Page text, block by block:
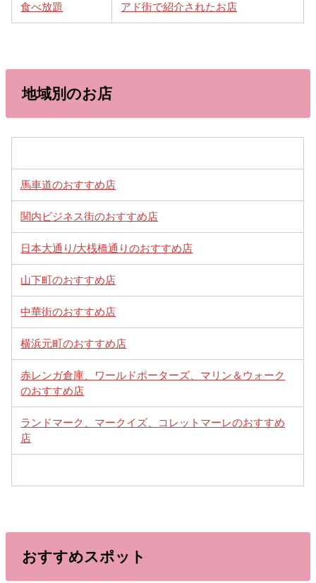
食べ放題 アド街で紹介されたお店
地域別のお店
馬車道のおすすめ店
関内ビジネス街のおすすめ店
日本大通り/大桟橋通りのおすすめ店
山下町のおすすめ店
中華街のおすすめ店
横浜元町のおすすめ店
赤レンガ倉庫、ワールドポーターズ、マリン＆ウォーク
のおすすめ店
ランドマーク、マークイズ、コレットマーレのおすすめ
店
おすすめスポット